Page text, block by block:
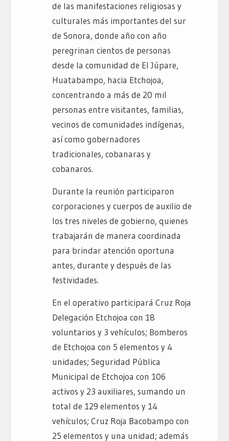
de las manifestaciones religiosas y
culturales más importantes del sur
de Sonora, donde año con año
peregrinan cientos de personas
desde la comunidad de El Júpare,
Huatabampo, hacia Etchojoa,
concentrando a más de 20 mil
personas entre visitantes, familias,
vecinos de comunidades indígenas,
así como gobernadores
tradicionales, cobanaras y
cobanaros.
Durante la reunión participaron
corporaciones y cuerpos de auxilio de
los tres niveles de gobierno, quienes
trabajarán de manera coordinada
para brindar atención oportuna
antes, durante y después de las
festividades.
En el operativo participará Cruz Roja
Delegación Etchojoa con 18
voluntarios y 3 vehículos; Bomberos
de Etchojoa con 5 elementos y 4
unidades; Seguridad Pública
Municipal de Etchojoa con 106
activos y 23 auxiliares, sumando un
total de 129 elementos y 14
vehículos; Cruz Roja Bacobampo con
25 elementos y una unidad; además